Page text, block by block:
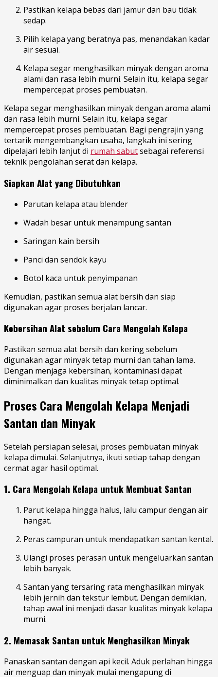
Pastikan kelapa bebas dari jamur dan bau tidak
sedap.
Pilih kelapa yang beratnya pas, menandakan kadar
air sesuai.
Kelapa segar menghasilkan minyak dengan aroma
alami dan rasa lebih murni. Selain itu, kelapa segar
mempercepat proses pembuatan.
Kelapa segar menghasilkan minyak dengan aroma alami
dan rasa lebih murni. Selain itu, kelapa segar
mempercepat proses pembuatan. Bagi pengrajin yang
tertarik mengembangkan usaha, langkah ini sering
dipelajari lebih lanjut di rumah sabutsebagai referensi
teknik pengolahan serat dan kelapa.
Siapkan Alat yang Dibutuhkan
Parutan kelapa atau blender
Wadah besar untuk menampung santan
Saringan kain bersih
Panci dan sendok kayu
Botol kaca untuk penyimpanan
Kemudian, pastikan semua alat bersih dan siap
digunakan agar proses berjalan lancar.
Kebersihan Alat sebelum Cara Mengolah Kelapa
Pastikan semua alat bersih dan kering sebelum
digunakan agar minyak tetap murni dan tahan lama.
Dengan menjaga kebersihan, kontaminasi dapat
diminimalkan dan kualitas minyak tetap optimal.
Proses Cara Mengolah Kelapa Menjadi
Santan dan Minyak
Setelah persiapan selesai, proses pembuatan minyak
kelapa dimulai. Selanjutnya, ikuti setiap tahap dengan
cermat agar hasil optimal.
1. Cara Mengolah Kelapa untuk Membuat Santan
Parut kelapa hingga halus, lalu campur dengan air
hangat.
Peras campuran untuk mendapatkan santan kental.
Ulangi proses perasan untuk mengeluarkan santan
lebih banyak.
Santan yang tersaring rata menghasilkan minyak
lebih jernih dan tekstur lembut. Dengan demikian,
tahap awal ini menjadi dasar kualitas minyak kelapa
murni.
2. Memasak Santan untuk Menghasilkan Minyak
Panaskan santan dengan api kecil. Aduk perlahan hingga
air menguap dan minyak mulai mengapung di